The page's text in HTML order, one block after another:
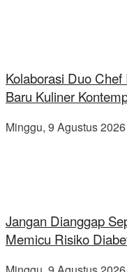
Kolaborasi Duo
Baru Kuliner
Minggu, 9 Agustus
Jangan Dianggap
Memicu Risiko